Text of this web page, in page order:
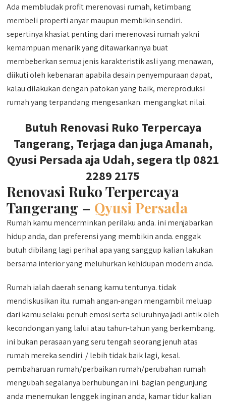
Ada membludak profit merenovasi rumah, ketimbang
membeli properti anyar maupun membikin sendiri.
sepertinya khasiat penting dari merenovasi rumah yakni
kemampuan menarik yang ditawarkannya buat
membeberkan semua jenis karakteristik asli yang menawan,
diikuti oleh kebenaran apabila desain penyempuraan dapat,
kalau dilakukan dengan patokan yang baik, mereproduksi
rumah yang terpandang mengesankan. mengangkat nilai.
Butuh Renovasi Ruko Terpercaya
Tangerang, Terjaga dan juga Amanah,
Qyusi Persada aja Udah, segera tlp 0821
2289 2175
Renovasi Ruko Terpercaya
Tangerang – Qyusi Persada
Rumah kamu mencerminkan perilaku anda. ini menjabarkan
hidup anda, dan preferensi yang membikin anda. enggak
butuh dibilang lagi perihal apa yang sanggup kalian lakukan
bersama interior yang meluhurkan kehidupan modern anda.
Rumah ialah daerah senang kamu tentunya. tidak
mendiskusikan itu. rumah angan-angan mengambil meluap
dari kamu selaku penuh emosi serta seluruhnya jadi antik oleh
kecondongan yang lalui atau tahun-tahun yang berkembang.
ini bukan perasaan yang seru tengah seorang jenuh atas
rumah mereka sendiri. / lebih tidak baik lagi, kesal.
pembaharuan rumah/perbaikan rumah/perubahan rumah
mengubah segalanya berhubungan ini. bagian pengunjung
anda menemukan lenggek inginan anda, kamar tidur kalian